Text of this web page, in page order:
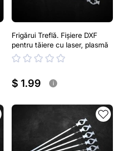
Frigărui Treflă. Fișiere DXF
pentru tăiere cu laser, plasmă
$ 1.99 i